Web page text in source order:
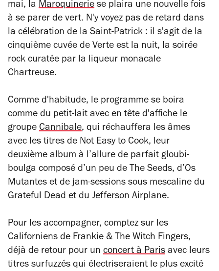
mai, la Maroquinerie se plaira une nouvelle fois
à se parer de vert. N'y voyez pas de retard dans
la célébration de la Saint-Patrick : il s'agit de la
cinquième cuvée de Verte est la nuit, la soirée
rock curatée par la liqueur monacale
Chartreuse.
Comme d'habitude, le programme se boira
comme du petit-lait avec en tête d'affiche le
groupe Cannibale, qui réchauffera les âmes
avec les titres de Not Easy to Cook, leur
deuxième album à l’allure de parfait gloubi-
boulga composé d’un peu de The Seeds, d’Os
Mutantes et de jam-sessions sous mescaline du
Grateful Dead et du Jefferson Airplane.
Pour les accompagner, comptez sur les
Californiens de Frankie & The Witch Fingers,
déjà de retour pour un concert à Paris avec leurs
titres surfuzzés qui électriseraient le plus excité